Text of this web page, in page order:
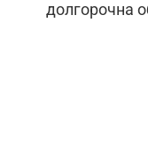
долгорочна